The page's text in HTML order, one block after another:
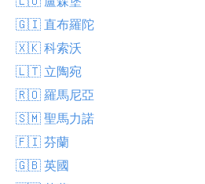
🇬🇮 直布羅陀
🇽🇰 科索沃
🇱🇹 立陶宛
🇷🇴 羅馬尼亞
🇸🇲 聖馬力諾
🇫🇮 芬蘭
🇬🇧 英國